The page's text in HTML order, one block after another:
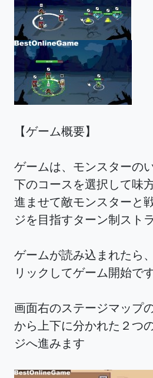
【ゲーム概要】
ゲームは、モンスターの
下のコースを選択して味
進ませて敵モンスターと
ジを目指すターン制スト
ゲームが読み込まれたら
リックしてゲーム開始で
画面右のステージマップ
から上下に分かれた２つ
ジへ進みます